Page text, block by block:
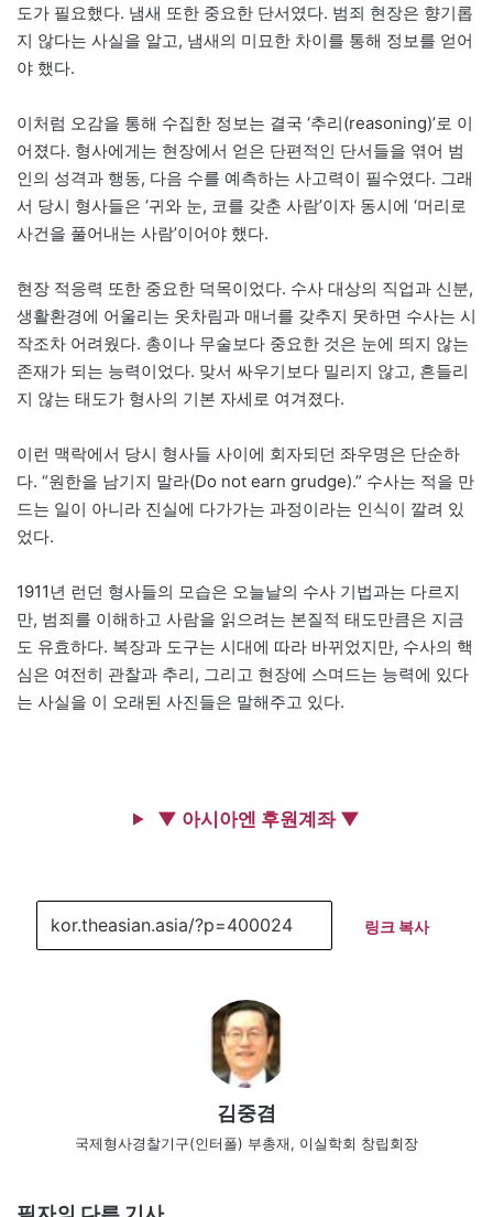
도가 필요했다. 냄새 또한 중요한 단서였다. 범죄 현장은 향기롭
지 않다는 사실을 알고, 냄새의 미묘한 차이를 통해 정보를 얻어
야 했다.
이처럼 오감을 통해 수집한 정보는 결국 ‘추리(reasoning)’로 이
어졌다. 형사에게는 현장에서 얻은 단편적인 단서들을 엮어 범
인의 성격과 행동, 다음 수를 예측하는 사고력이 필수였다. 그래
서 당시 형사들은 ‘귀와 눈, 코를 갖춘 사람’이자 동시에 ‘머리로
사건을 풀어내는 사람’이어야 했다.
현장 적응력 또한 중요한 덕목이었다. 수사 대상의 직업과 신분,
생활환경에 어울리는 옷차림과 매너를 갖추지 못하면 수사는 시
작조차 어려웠다. 총이나 무술보다 중요한 것은 눈에 띄지 않는
존재가 되는 능력이었다. 맞서 싸우기보다 밀리지 않고, 흔들리
지 않는 태도가 형사의 기본 자세로 여겨졌다.
이런 맥락에서 당시 형사들 사이에 회자되던 좌우명은 단순하
다. “원한을 남기지 말라(Do not earn grudge).” 수사는 적을 만
드는 일이 아니라 진실에 다가가는 과정이라는 인식이 깔려 있
었다.
1911년 런던 형사들의 모습은 오늘날의 수사 기법과는 다르지
만, 범죄를 이해하고 사람을 읽으려는 본질적 태도만큼은 지금
도 유효하다. 복장과 도구는 시대에 따라 바뀌었지만, 수사의 핵
심은 여전히 관찰과 추리, 그리고 현장에 스며드는 능력에 있다
는 사실을 이 오래된 사진들은 말해주고 있다.
▼ 아시아엔 후원계좌 ▼
링크 복사
김중겸
국제형사경찰기구(인터폴) 부총재, 이실학회 창립회장